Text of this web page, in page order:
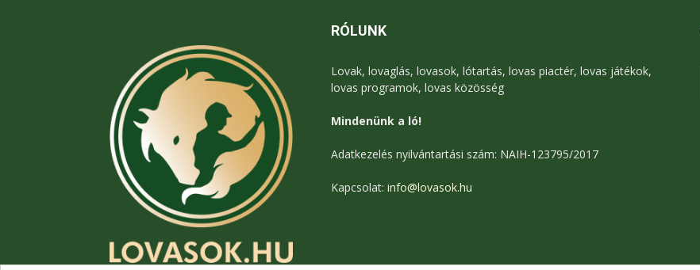
RÓLUNK
Lovak, lovaglás, lovasok, lótartás, lovas piactér, lovas játékok,
lovas programok, lovas közösség
Mindenünk a ló!
Adatkezelés nyilvántartási szám: NAIH-123795/2017
Kapcsolat: info@lovasok.hu